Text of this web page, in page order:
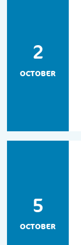
2
OCTOBER
5
OCTOBER